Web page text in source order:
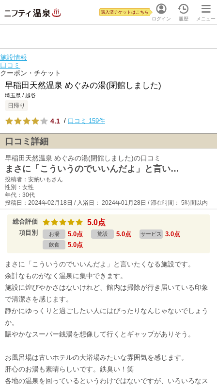
ログイン
購入済チケットはこちら
履歴 メニュー
施設情報
口コミ
クーポン・チケット
早稲田天然温泉 めぐみの湯(閉館しました)
埼玉県 / 越谷
日帰り
4.1 / 口コミ 159件
口コミ詳細
早稲田天然温泉 めぐみの湯(閉館しました)の口コミ
まさに「こういうのでいいんだよ」と言い…
投稿者：安納いもさん
性別：女性
年代：30代
投稿日：2024年02月18日 / 入浴日： 2024年01月28日 / 滞在時間： 5時間以内
総合評価 5.0点
項目別 お湯 5.0点 施設 5.0点 サービス 3.0点
飲食 5.0点
まさに「こういうのでいいんだよ」と言いたくなる施設です。
余計なものがなく温泉に集中できます。
施設に煌びやかさはないけれど、館内は掃除が行き届いている印象
で清潔さを感じます。
静かにゆっくりと過ごしたい人にはぴったりなんじゃないでしょう
か。
賑やかなスーパー銭湯を想像して行くとギャップがありそう。
お風呂場は古いホテルの大浴場みたいな雰囲気を感じます。
肝心のお湯も素晴らしいです。鉄臭い！笑
各地の温泉を回っているというわけではないですが、いろいろなス